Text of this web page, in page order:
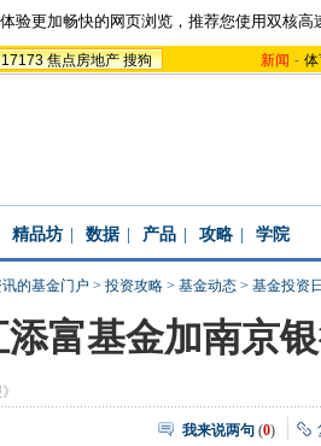
验更加畅快的网页浏览，推荐您使用双核高
17173 焦点房地产 搜狗 新闻 -
精品坊 数据 产品 攻略 学院
的基金门户 > 投资攻略 > 基金动态 > 基金投资
添富基金加南京
我来说两句 (0)